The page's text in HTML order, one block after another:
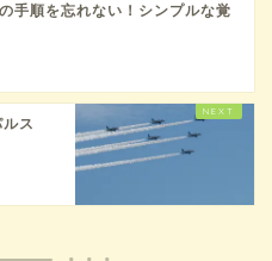
手順を忘れない！シンプルな覚
ス